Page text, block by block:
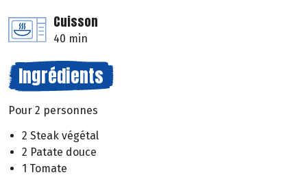
Cuisson
40 min
Ingrédients
Pour 2 personnes
2 Steak végétal
2 Patate douce
1 Tomate